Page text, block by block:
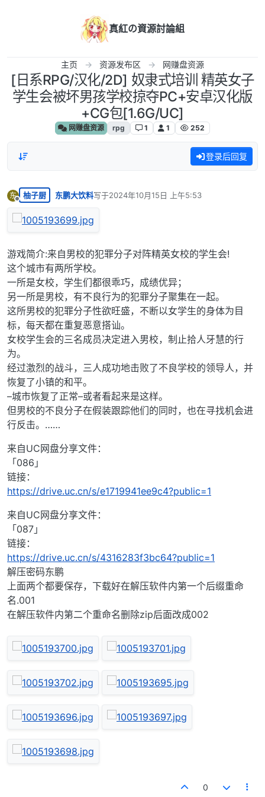
真紅の資源討論組
主页 资源发布区 网赚盘资源
[日系RPG/汉化/2D] 奴隶式培训 精英女子
学生会被坏男孩学校掠夺PC+安卓汉化版
+CG包[1.6G/UC]
网赚盘资源 rpg 1 1 252
登录后回复
东
离线
柚子厨 东鹏大饮料写于2024年10月15日 上午5:53
最后由 编辑
游戏简介:来自男校的犯罪分子对阵精英女校的学生会!
这个城市有两所学校。
一所是女校，学生们都很乖巧，成绩优异；
另一所是男校，有不良行为的犯罪分子聚集在一起。
这所男校的犯罪分子性欲旺盛，不断以女学生的身体为目
标，每天都在重复恶意搭讪。
女校学生会的三名成员决定进入男校，制止拾人牙慧的行
为。
经过激烈的战斗，三人成功地击败了不良学校的领导人，并
恢复了小镇的和平。
–城市恢复了正常–或者看起来是这样。
但男校的不良分子在假装跟踪他们的同时，也在寻找机会进
行反击。……
来自UC网盘分享文件：
「086」
链接：
https://drive.uc.cn/s/e1719941ee9c4?public=1
来自UC网盘分享文件：
「087」
链接：
https://drive.uc.cn/s/4316283f3bc64?public=1
解压密码东鹏
上面两个都要保存，下载好在解压软件内第一个后缀重命
名.001
在解压软件内第二个重命名删除zip后面改成002
0